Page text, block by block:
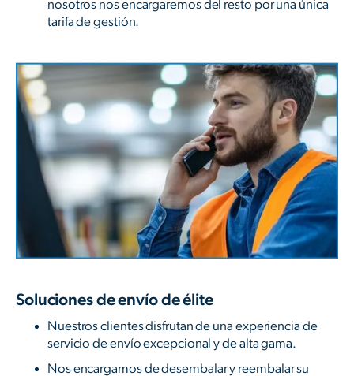
nosotros nos encargaremos del resto por una única
tarifa de gestión.
Soluciones de envío de élite
Nuestros clientes disfrutan de una experiencia de
servicio de envío excepcional y de alta gama.
Nos encargamos de desembalar y reembalar su